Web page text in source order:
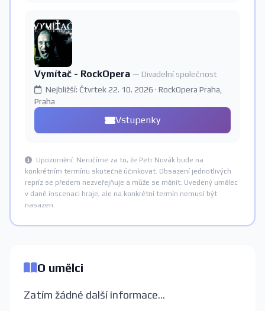
Vymítač - RockOpera — Divadelní společnost
Nejbližší: Čtvrtek 22. 10. 2026 · RockOpera Praha,
Praha
Vstupenky
Upozornění: Neručíme za to, že Petr Novák bude na
konkrétním termínu skutečně účinkovat. Obsazení jednotlivých
repríz se předem nezveřejňuje a může se měnit. Uvedený umělec
v dané inscenaci hraje, ale na konkrétní termín nemusí být
nasazen.
O umělci
Zatím žádné další informace...